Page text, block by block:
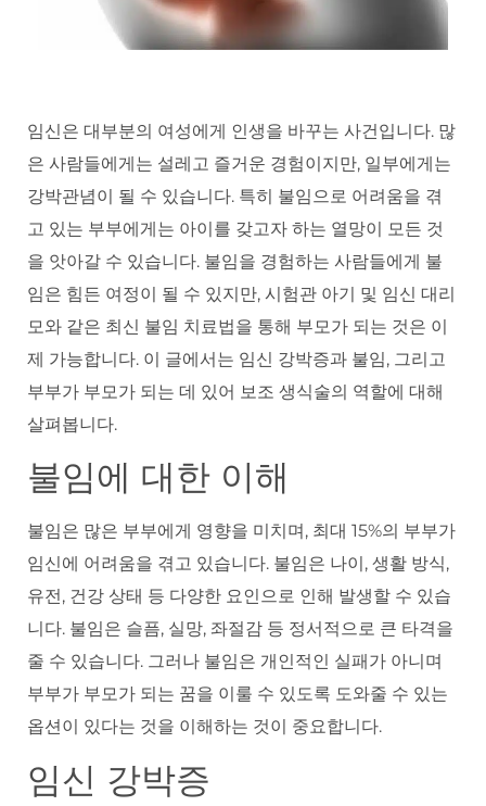
임신은 대부분의 여성에게 인생을 바꾸는 사건입니다. 많
은 사람들에게는 설레고 즐거운 경험이지만, 일부에게는
강박관념이 될 수 있습니다. 특히 불임으로 어려움을 겪
고 있는 부부에게는 아이를 갖고자 하는 열망이 모든 것
을 앗아갈 수 있습니다. 불임을 경험하는 사람들에게 불
임은 힘든 여정이 될 수 있지만, 시험관 아기 및 임신 대리
모와 같은 최신 불임 치료법을 통해 부모가 되는 것은 이
제 가능합니다. 이 글에서는 임신 강박증과 불임, 그리고
부부가 부모가 되는 데 있어 보조 생식술의 역할에 대해
살펴봅니다.
불임에 대한 이해
불임은 많은 부부에게 영향을 미치며, 최대 15%의 부부가
임신에 어려움을 겪고 있습니다. 불임은 나이, 생활 방식,
유전, 건강 상태 등 다양한 요인으로 인해 발생할 수 있습
니다. 불임은 슬픔, 실망, 좌절감 등 정서적으로 큰 타격을
줄 수 있습니다. 그러나 불임은 개인적인 실패가 아니며
부부가 부모가 되는 꿈을 이룰 수 있도록 도와줄 수 있는
옵션이 있다는 것을 이해하는 것이 중요합니다.
임신 강박증